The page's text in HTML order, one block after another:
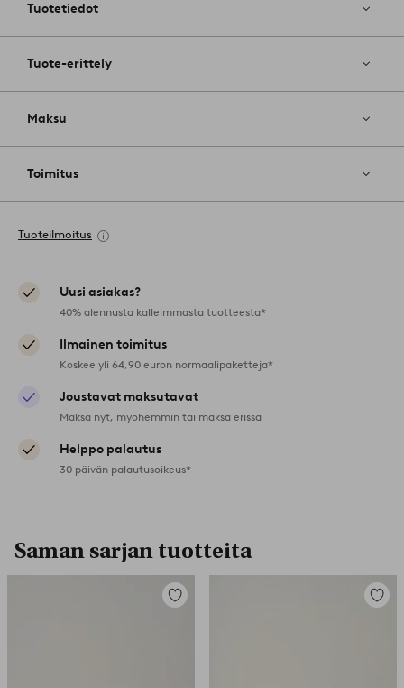
Tuotetiedot
Tuote-erittely
Maksu
Toimitus
Tuoteilmoitus
Uusi asiakas?
40% alennusta kalleimmasta tuotteesta*
Ilmainen toimitus
Koskee yli 64,90 euron normaalipaketteja*
Joustavat maksutavat
Maksa nyt, myöhemmin tai maksa erissä
Helppo palautus
30 päivän palautusoikeus*
Saman sarjan tuotteita
Lisää
Lisää